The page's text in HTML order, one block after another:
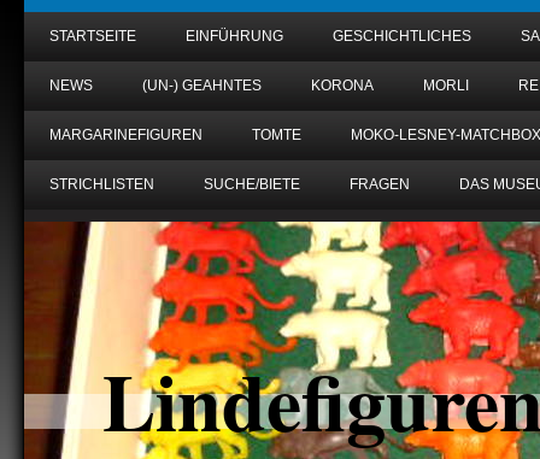
STARTSEITE EINFÜHRUNG GESCHICHTLICHES
NEWS (UN-) GEAHNTES KORONA MORLI
MARGARINEFIGUREN TOMTE MOKO-LESNEY-MATCHBOX
STRICHLISTEN SUCHE/BIETE FRAGEN DAS